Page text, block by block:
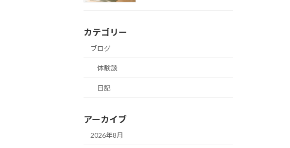
カテゴリー
ブログ
体験談
日記
アーカイブ
2026年8月